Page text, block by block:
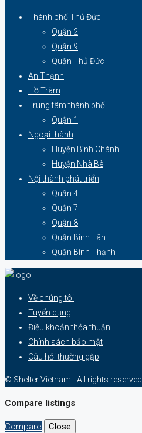
Thành phố Thủ Đức
Quận 2
Quận 9
Quận Thủ Đức
An Thạnh
Hồ Tràm
Trung tâm thành phố
Quận 1
Ngoại thành
Huyện Bình Chánh
Huyện Nhà Bè
Nội thành phát triển
Quận 4
Quận 7
Quận 8
Quận Bình Tân
Quận Bình Thạnh
Về chúng tôi
Tuyển dụng
Điều khoản thỏa thuận
Chính sách bảo mật
Câu hỏi thường gặp
© Shelter Vietnam - All rights reserved
Compare listings
Compare
Close